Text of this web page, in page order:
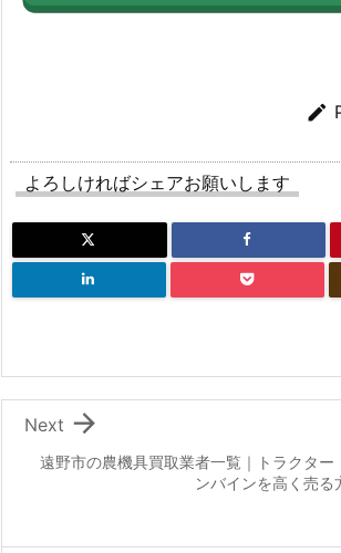

よろしければシェアお願いします
遠野市の農機具買取業者一覧｜トラクター
ンバインを高く売る

Next